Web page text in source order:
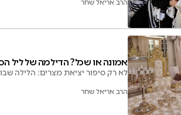
הרב אריאל שחר
אמונה או שכל? הדילמה של ליל
לא רק סיפור יציאת מצרים: הלילה
הרב אריאל שחר